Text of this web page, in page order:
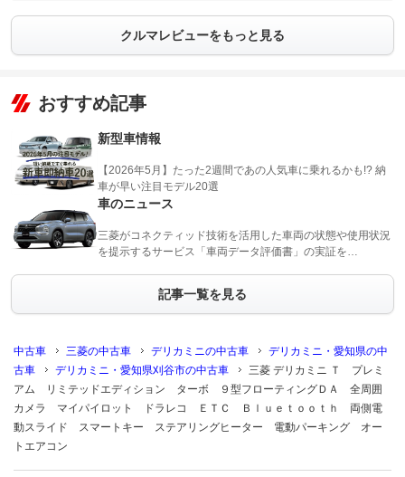
クルマレビューをもっと見る
おすすめ記事
新型車情報
【2026年5月】たった2週間であの人気車に乗れるかも!? 納
車が早い注目モデル20選
車のニュース
三菱がコネクティッド技術を活用した車両の状態や使用状況
を提示するサービス「車両データ評価書」の実証を…
記事一覧を見る
中古車 三菱の中古車 デリカミニの中古車
デリカミニ・愛知県の中
古車
デリカミニ・愛知県刈谷市の中古車
三菱 デリカミニ Ｔ プレミ
アム リミテッドエディション ターボ ９型フローティングＤＡ 全周囲
カメラ マイパイロット ドラレコ ＥＴＣ Ｂｌｕｅｔｏｏｔｈ 両側電
動スライド スマートキー ステアリングヒーター 電動パーキング オー
トエアコン